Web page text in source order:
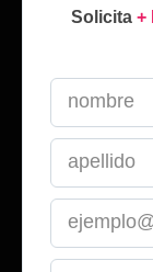
Solicita +